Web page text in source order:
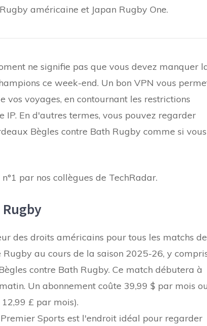
américaine et Japan Rugby One.
ne signifie pas que vous devez manquer
ce week-end. Un bon VPN vous
voyages, en contournant les restrictions
En d'autres termes, vous pouvez regarder
Bègles contre Bath Rugby comme si vous
par nos collègues de TechRadar.
des droits américains pour tous les matchs
au cours de la saison 2025-26, y
contre Bath Rugby. Ce match débutera à
Un abonnement coûte 39,99 $ par mois ou
£ par mois).
Sports est l'endroit idéal pour regarder